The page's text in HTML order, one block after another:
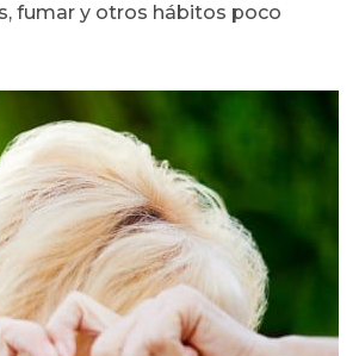
fumar y otros hábitos poco